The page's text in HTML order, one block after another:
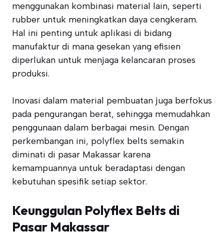
menggunakan kombinasi material lain, seperti
rubber untuk meningkatkan daya cengkeram.
Hal ini penting untuk aplikasi di bidang
manufaktur di mana gesekan yang efisien
diperlukan untuk menjaga kelancaran proses
produksi.
Inovasi dalam material pembuatan juga berfokus
pada pengurangan berat, sehingga memudahkan
penggunaan dalam berbagai mesin. Dengan
perkembangan ini, polyflex belts semakin
diminati di pasar Makassar karena
kemampuannya untuk beradaptasi dengan
kebutuhan spesifik setiap sektor.
Keunggulan Polyflex Belts di
Pasar Makassar